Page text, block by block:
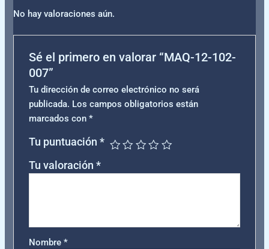
No hay valoraciones aún.
Sé el primero en valorar “MAQ-12-102-
007”
Tu dirección de correo electrónico no será
publicada. Los campos obligatorios están
marcados con *
Tu puntuación *
Tu valoración *
Nombre *